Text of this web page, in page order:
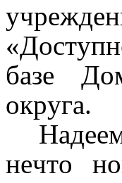
базе
округа.
нечто